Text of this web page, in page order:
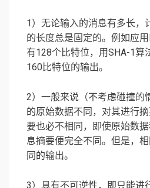
1）无论输入的消息有多长，
的长度总是固定的。例如应
有128个比特位，用SHA-1算
160比特位的输出。
2）一般来说（不考虑碰撞的
的原始数据不同，对其进行
要也必不相同，即使原始数
息摘要便完全不同。但是，
同的输出。
3）具有不可逆性，即只能进